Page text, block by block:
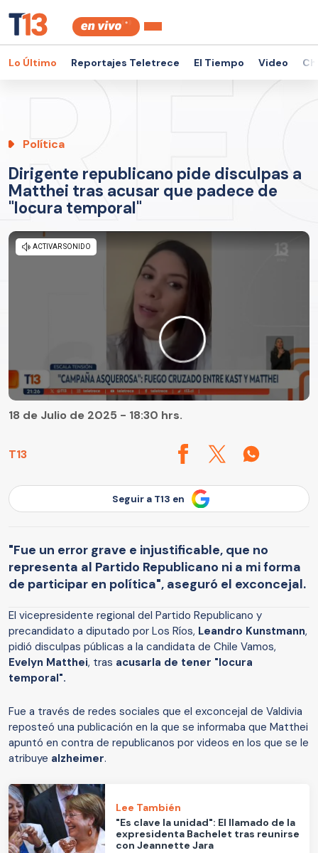
Lo Último Reportajes Teletrece El Tiempo Video
Política
Dirigente republicano pide disculpas a
Matthei tras acusar que padece de
"locura temporal"
T13
18 de Julio de 2025 - 18:30 hrs.
Seguir a T13 en
"Fue un error grave e injustificable, que no
representa al Partido Republicano ni a mi forma
de participar en política", aseguró el exconcejal.
El vicepresidente regional del Partido Republicano y
precandidato a diputado por Los Ríos, Leandro Kunstmann,
pidió disculpas públicas a la candidata de Chile Vamos,
Evelyn Matthei, tras acusarla de tener "locura
temporal".
Fue a través de redes sociales que el exconcejal de Valdivia
reposteó una publicación en la que se informaba que Matthei
apuntó en contra de republicanos por videos en los que se le
atribuye alzheimer.
Lee También
"Es clave la unidad": El llamado de la
expresidenta Bachelet tras reunirse
con Jeannette Jara